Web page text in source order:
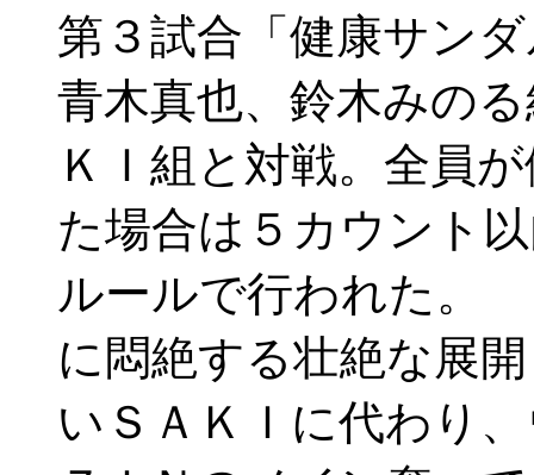
第３試合「健康サン
青木真也、鈴木みの
ＫＩ組と対戦。全員
た場合は５カウント
ルールで行われた。
に悶絶する壮絶な展
いＳＡＫＩに代わり